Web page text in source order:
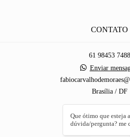
CONTATO
61 98453 7488
Enviar
Brasília / DF
Que ótimo que esteja
dúvida/pergunta? me